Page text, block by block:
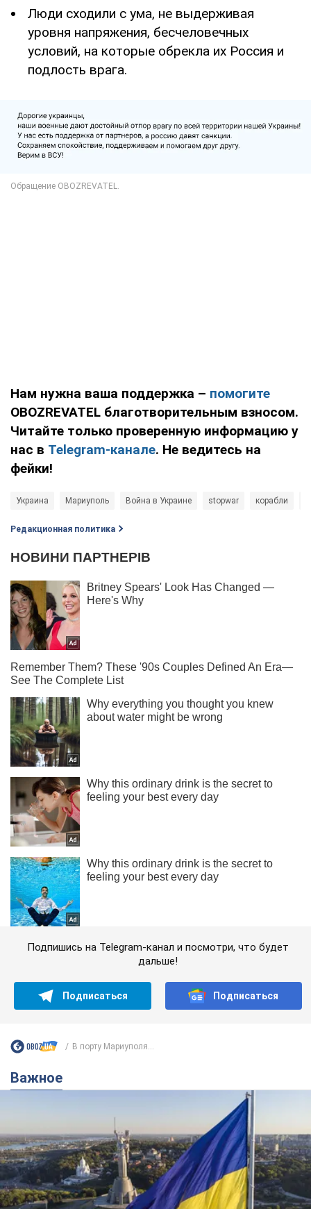
Люди сходили с ума, не выдерживая
уровня напряжения, бесчеловечных
условий, на которые обрекла их Россия и
подлость врага.
Нам нужна ваша поддержка – помогите
OBOZREVATEL благотворительным взносом.
Читайте только проверенную информацию у
нас в Telegram-канале. Не ведитесь на
фейки!
Украина Мариуполь Война в Украине stopwar корабли
Редакционная политика
Подпишись на Telegram-канал и посмотри, что будет
дальше!
Подписаться Подписаться
В порту Мариуполя...
Важное